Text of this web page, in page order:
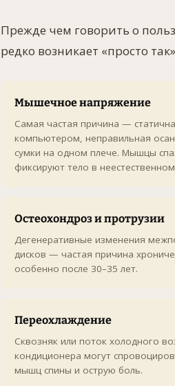
Прежде чем говорить о
редко возникает «просто
Мышечное напряжение
Самая частая причина —
компьютером, неправильная
сумки на одном плече. Мышцы
фиксируют тело в
Остеохондроз и протрузии
Дегенеративные изменения
дисков — частая причина
особенно после 30–35 лет.
Переохлаждение
Сквозняк или поток холодного
кондиционера могут
мышц спины и острую боль.